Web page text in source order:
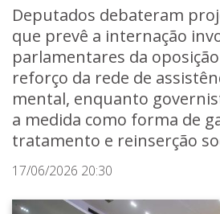
Deputados debateram
que prevê a internação
parlamentares da
reforço da rede de
mental, enquanto
a medida como forma de
tratamento e reinserção
17/06/2026 20:30